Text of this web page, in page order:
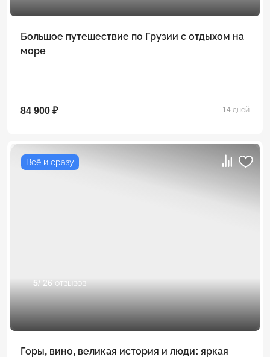
Большое путешествие по Грузии с отдыхом на
море
84 900 ₽ 14 дней
Всё и сразу
5/ 26 отзывов
Горы, вино, великая история и люди: яркая